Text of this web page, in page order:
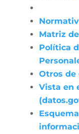
Matriz de
Política
Otros de
Vista en